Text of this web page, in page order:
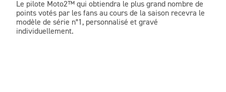
Le pilote Moto2™ qui obtiendra le plus grand nombre de
points votés par les fans au cours de la saison recevra le
modèle de série n°1, personnalisé et gravé
individuellement.